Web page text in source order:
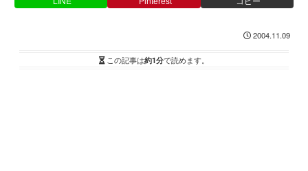
2004.11.09
この記事は約1分で読めます。